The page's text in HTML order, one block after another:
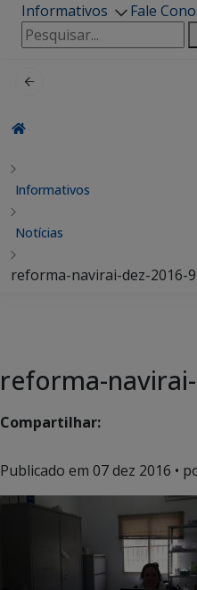
Informativos
Fale
Pesquisar
por:
Informativos
Notícias
reforma-navirai-dez-2016-9
reforma-
Compartilhar:
Publicado em 07 dez 2016 •